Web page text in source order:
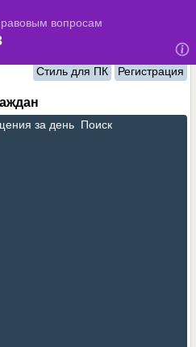
Стиль для ПК Регистрация
за день Поиск